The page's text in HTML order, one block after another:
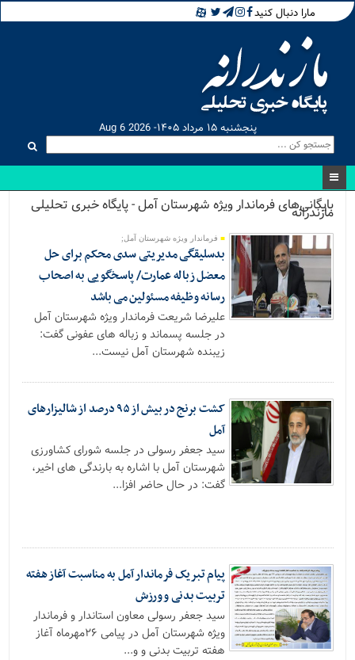
مارا دنبال کنید
پنجشنبه ۱۵ مرداد ۱۴۰۵- Aug 6 2026
بایگانی‌های فرماندار ویژه شهرستان آمل - پایگاه خبری تحلیلی
مازندرانه
فرماندار ویژه شهرستان آمل;
بدسلیقگی مدیریتی سدی محکم برای حل
معضل زباله عمارت/ پاسخگویی به اصحاب
رسانه وظیفه مسئولین می باشد
علیرضا شریعت فرماندار ویژه شهرستان آمل
در جلسه پسماند و زباله های عفونی گفت:
زیبنده شهرستان آمل نیست...
کشت برنج در بیش از ۹۵ درصد از شالیزارهای
آمل
سید جعفر رسولی در جلسه شورای کشاورزی
شهرستان آمل با اشاره به بارندگی های اخیر،
گفت: در حال حاضر افزا...
پیام تبریک فرماندار آمل به مناسبت آغاز هفته
تربیت بدنی و ورزش
سید جعفر رسولی معاون استاندار و فرماندار
ویژه شهرستان آمل در پیامی ۲۶مهرماه آغاز
هفته تربیت بدنی و و...